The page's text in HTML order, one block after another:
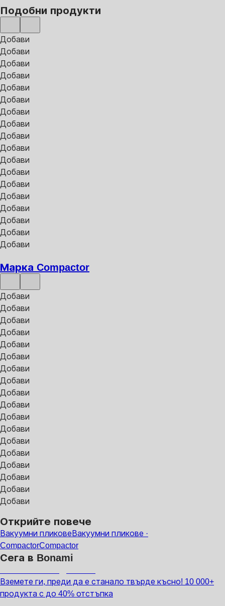
Подобни продукти
Добави
Добави
Добави
Добави
Добави
Добави
Добави
Добави
Добави
Добави
Добави
Добави
Добави
Добави
Добави
Добави
Добави
Добави
Марка Compactor
Добави
Добави
Добави
Добави
Добави
Добави
Добави
Добави
Добави
Добави
Добави
Добави
Добави
Добави
Добави
Добави
Добави
Добави
Открийте повече
Вакуумни пликове Вакуумни пликове ·
CompactorCompactor
Сега в Bonami
Вземете ги, преди да е станало твърде късно! 10 000+
продукта с до 40% отстъпка